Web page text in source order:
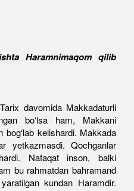
Haramnimaqom qilib
davomida Makkadaturli
bo‘lsa ham, Makkani
kelishardi. Makkada
yetkazmasdi. Qochganlar
Nafaqat inson, balki
bu rahmatdan bahramand
kundan Haramdir.